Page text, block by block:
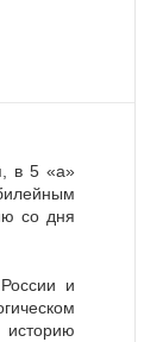
в 5 «а»
со дня
и